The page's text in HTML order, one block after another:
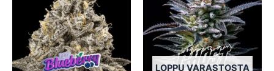
useampi
muunnelma.
tehdä
LOPPU VARASTOSTA
on
Voit
tehdä